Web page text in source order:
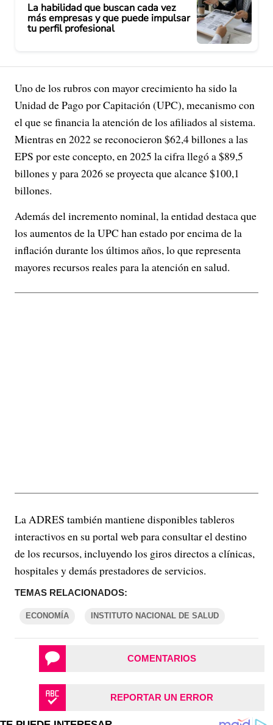
La habilidad que buscan cada vez
más empresas y que puede impulsar
tu perfil profesional
Uno de los rubros con mayor crecimiento ha sido la
Unidad de Pago por Capitación (UPC), mecanismo con
el que se financia la atención de los afiliados al sistema.
Mientras en 2022 se reconocieron $62,4 billones a las
EPS por este concepto, en 2025 la cifra llegó a $89,5
billones y para 2026 se proyecta que alcance $100,1
billones.
Además del incremento nominal, la entidad destaca que
los aumentos de la UPC han estado por encima de la
inflación durante los últimos años, lo que representa
mayores recursos reales para la atención en salud.
La ADRES también mantiene disponibles tableros
interactivos en su portal web para consultar el destino
de los recursos, incluyendo los giros directos a clínicas,
hospitales y demás prestadores de servicios.
TEMAS RELACIONADOS:
ECONOMÍA INSTITUTO NACIONAL DE SALUD
COMENTARIOS
REPORTAR UN ERROR